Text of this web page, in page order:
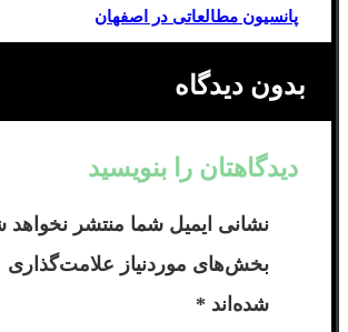
پانسیون مطالعاتی در اصفهان
بدون دیدگاه
دیدگاهتان را بنویسید
نشانی ایمیل شما منتشر نخواهد
بخش‌های موردنیاز علامت‌گذاری
شده‌اند *